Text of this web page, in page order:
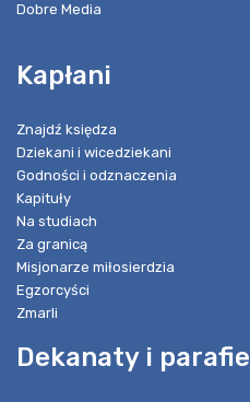
Dobre Media
Kapłani
Znajdź księdza
Dziekani i wicedziekani
Godności i odznaczenia
Kapituły
Na studiach
Za granicą
Misjonarze miłosierdzia
Egzorcyści
Zmarli
Dekanaty i parafie